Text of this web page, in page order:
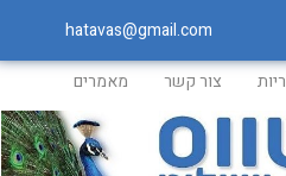
צור קשר מאמרים
hatavas@gmail.com